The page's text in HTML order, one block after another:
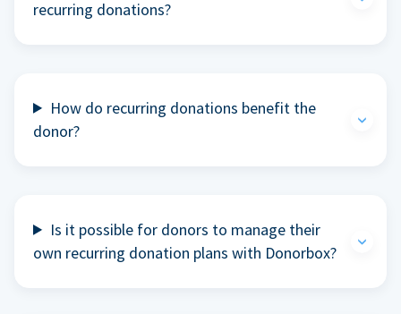
recurring donations?
How do recurring donations benefit the
donor?
Is it possible for donors to manage their
own recurring donation plans with Donorbox?